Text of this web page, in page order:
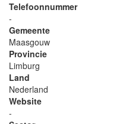
Telefoonnummer
-
Gemeente
Maasgouw
Provincie
Limburg
Land
Nederland
Website
-